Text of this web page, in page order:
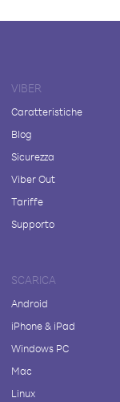
VIBER
Caratteristiche
Blog
Sicurezza
Viber Out
Tariffe
Supporto
SCARICA
Android
iPhone & iPad
Windows PC
Mac
Linux